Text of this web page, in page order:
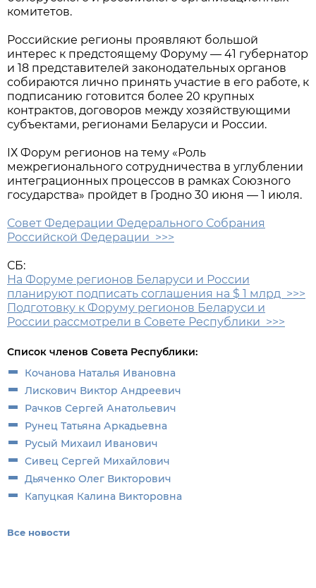
комитетов.
Российские регионы проявляют большой
интерес к предстоящему Форуму — 41 губернатор
и 18 представителей законодательных органов
собираются лично принять участие в его работе, к
подписанию готовится более 20 крупных
контрактов, договоров между хозяйствующими
субъектами, регионами Беларуси и России.
IХ Форум регионов на тему «Роль
межрегионального сотрудничества в углублении
интеграционных процессов в рамках Союзного
государства» пройдет в Гродно 30 июня — 1 июля.
Совет Федерации Федерального Собрания
Российской Федерации >>>
СБ:
На Форуме регионов Беларуси и России
планируют подписать соглашения на $ 1 млрд >>>
Подготовку к Форуму регионов Беларуси и
России рассмотрели в Совете Республики >>>
Список членов Совета Республики:
Кочанова Наталья Ивановна
Лискович Виктор Андреевич
Рачков Сергей Анатольевич
Рунец Татьяна Аркадьевна
Русый Михаил Иванович
Сивец Сергей Михайлович
Дьяченко Олег Викторович
Капуцкая Калина Викторовна
Все новости